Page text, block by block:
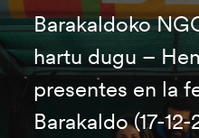
Barakaldoko
hartu dugu –
presentes en la
Barakaldo (17-12-